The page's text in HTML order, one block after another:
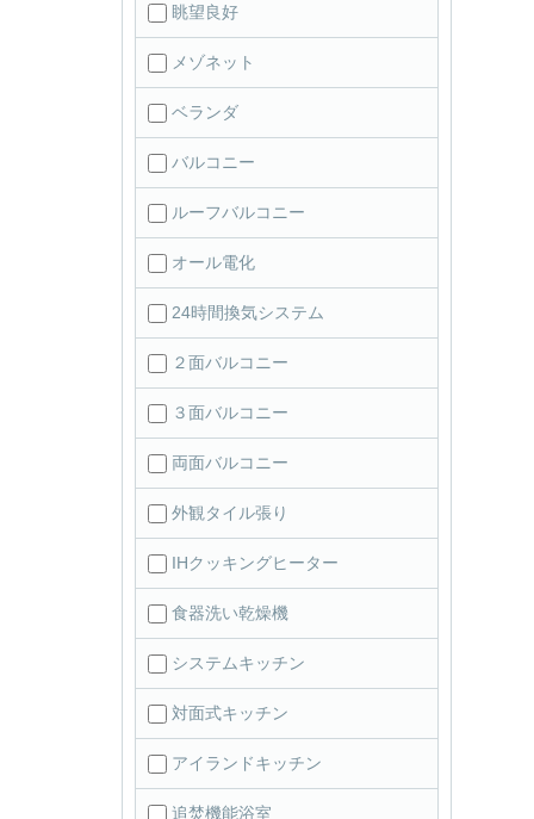
眺望良好
メゾネット
ベランダ
バルコニー
ルーフバルコニー
オール電化
24時間換気システム
２面バルコニー
３面バルコニー
両面バルコニー
外観タイル張り
IHクッキングヒーター
食器洗い乾燥機
システムキッチン
対面式キッチン
アイランドキッチン
追焚機能浴室